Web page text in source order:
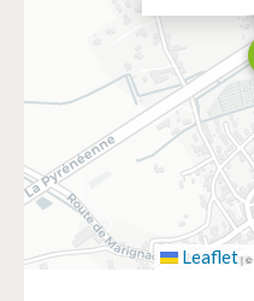
Leaflet|©